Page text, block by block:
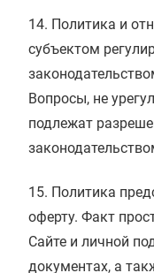
14. Политика и
субъектом
Вопросы, не
подлежат
15. Политика
оферту. Факт
Сайте и личной
документах, а